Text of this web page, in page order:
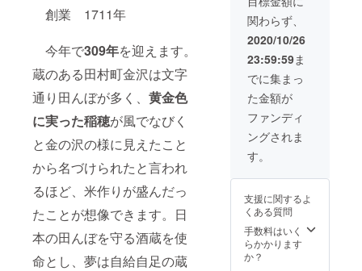
創業 1711年
今年で309年を迎えます。
蔵のある田村町金沢は文字
通り田んぼが多く、 黄金色
に実った稲穂が風でなびく
と金の沢の様に見えたこと
から名づけられたと言われ
るほど、米作りが盛んだっ
たことが想像できます。日
本の田んぼを守る酒蔵を使
命とし、夢は自給自足の蔵
了承く
ださ
い。
み ※ リ
ターン
発送は
2020年
11月を
予定し
ており
ます ※
20歳未
満の飲
酒は法
ていま
送日時
の指定
は致し
かねま
す。ご
関わらず、
2020/10/26
23:59:59ま
でに集まっ
た金額が
ファンディ
ングされま
す。
支援に関するよ
くある質問
手数料はいく
らかかります
か？